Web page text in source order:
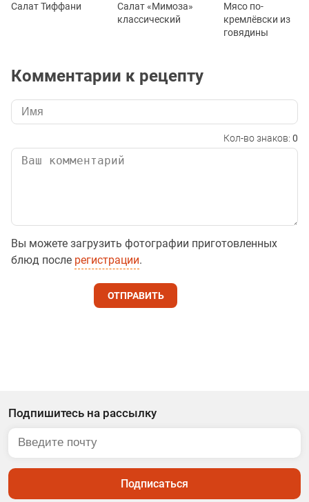
Салат Тиффани
Салат «Мимоза»
классический
Мясо по-
кремлёвски из
говядины
Комментарии к рецепту
Кол-во знаков: 0
Вы можете загрузить фотографии приготовленных
блюд после регистрации.
ОТПРАВИТЬ
Подпишитесь на рассылку
Подписаться